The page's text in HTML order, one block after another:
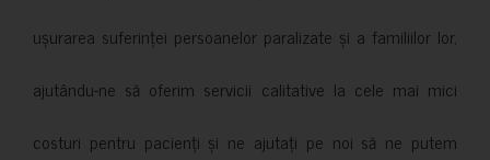
ușurarea suferinței persoanelor paralizate și a familiilor lor,
ajutându-ne să oferim servicii calitative la cele mai mici
costuri pentru pacienți și ne ajutați pe noi să ne putem